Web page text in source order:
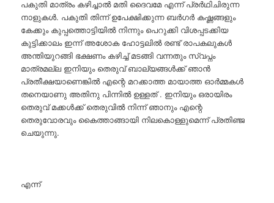
പകുതി മാത്രം കഴിച്ചാൽ മതി ദൈവമേ എന്ന് പ്രർഥിചിരുന്ന
നാളുകൾ. പകുതി തിന്ന് ഉപേക്ഷിക്കുന്ന ബർഗർ കഷ്ണങ്ങളും
കേക്കും കുപ്പത്തൊട്ടിയിൽ നിന്നും പെറുക്കി വിശപ്പടക്കിയ
കുട്ടിക്കാലം ഇന്ന് അശോക ഹോട്ടലിൽ രണ്ട് രാപകലുകൾ
അന്തിയുറങ്ങി ഭക്ഷണം കഴിച്ച് മടങ്ങി വന്നതും സ്വപ്നം
മാത്രമല്ല ഇനിയും തെരുവ് ബാല്യങ്ങൾക്ക് ഞാൻ
പ്രതീക്ഷയാണെങ്കിൽ എന്റെ മറക്കാത്ത മായാത്ത ഓർമ്മകൾ
തനെയാണു അതിനു പിന്നിൽ ഉള്ളത് . ഇനിയും ഒരായിരം
തെരുവ് മക്കൾക്ക് തെരുവിൽ നിന്ന് ഞാനും എന്റെ
തെരുവോരവും കൈത്താങ്ങായി നിലകൊള്ളുമെന്ന് പ്രതിഞ്ജ
ചെയുന്നു.
എന്ന്